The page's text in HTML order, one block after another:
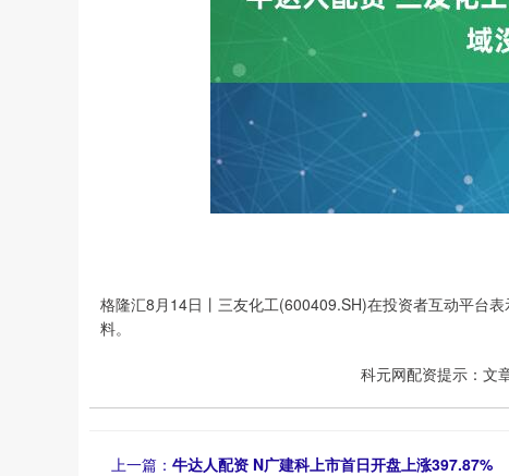
格隆汇8月14日丨三友化工(600409.SH)在投资者互动平台
料。
科元网配资提示：文
上一篇： 牛达人配资 N广建科上市首日开盘上涨397.87%